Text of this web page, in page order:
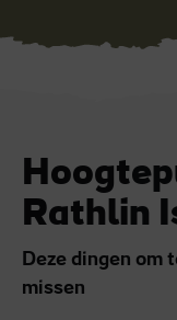
Rathlin
Deze dingen om
missen